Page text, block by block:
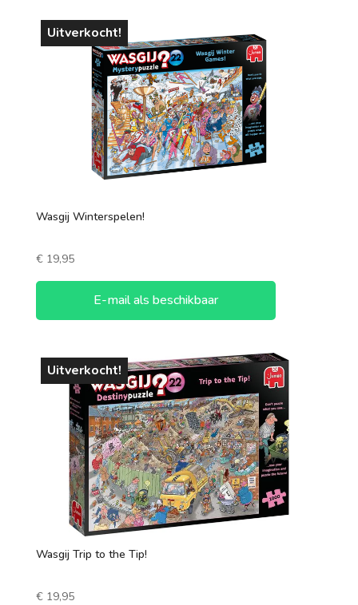
Uitverkocht!
Wasgij Winterspelen!
€19,95
E-mail als beschikbaar
Uitverkocht!
Wasgij Trip to the Tip!
€19,95